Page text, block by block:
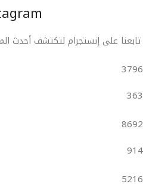
تابعنا على إنستجرام لتكتشف أحدث
3796
363
8692
914
5216